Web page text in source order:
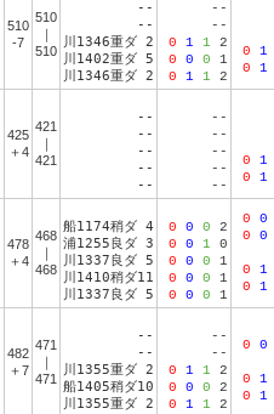
510
-7
510
｜
510
--
--
川1346重ダ 2
川1402重ダ 5
川1346重ダ 2
--
--
0 1 1 2
0 0 0 1
0 1 1 2
0 1
0 1
425
＋4
421
｜
421
--
--
--
--
--
--
--
--
--
--
0 1
0 1
478
＋4
468
｜
468
船1174稍ダ 4
浦1255良ダ 3
川1337良ダ 5
川1410稍ダ11
川1337良ダ 5
0 0 0 2
0 0 1 0
0 0 0 1
0 0 0 1
0 0 0 1
0 0
0 0
0 1
0 1
482
＋7
471
｜
471
--
--
川1355重ダ 2
船1405稍ダ10
川1355重ダ 2
--
--
0 1 1 2
0 0 0 2
0 1 1 2
0 0
0 1
0 1